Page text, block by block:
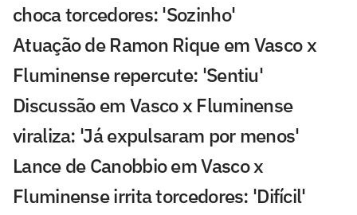
choca torcedores: 'Sozinho'
Atuação de Ramon Rique em Vasco x
Fluminense repercute: 'Sentiu'
Discussão em Vasco x Fluminense
viraliza: 'Já expulsaram por menos'
Lance de Canobbio em Vasco x
Fluminense irrita torcedores: 'Difícil'